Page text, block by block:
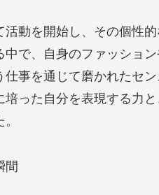
動を開始し、その個性
で、自身のファッショ
事を通じて磨かれたセ
った自分を表現する力
間